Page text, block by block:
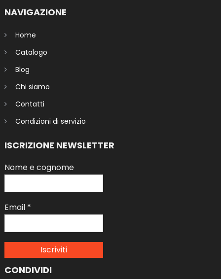
NAVIGAZIONE
Home
Catalogo
Blog
Chi siamo
Contatti
Condizioni di servizio
ISCRIZIONE NEWSLETTER
Nome e cognome
Email *
CONDIVIDI